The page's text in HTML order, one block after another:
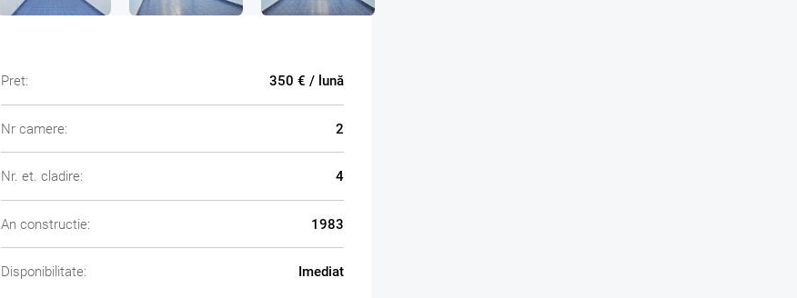
Pret: 350 € / lună
Nr camere: 2
Nr. et. cladire: 4
An constructie: 1983
Disponibilitate: Imediat